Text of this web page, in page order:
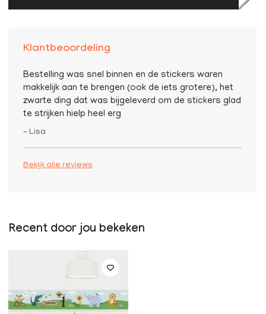
Klantbeoordeling
Bestelling was snel binnen en de stickers waren
makkelijk aan te brengen (ook de iets grotere), het
zwarte ding dat was bijgeleverd om de stickers glad
te strijken hielp heel erg
– Lisa
Bekijk alle reviews
Recent door jou bekeken